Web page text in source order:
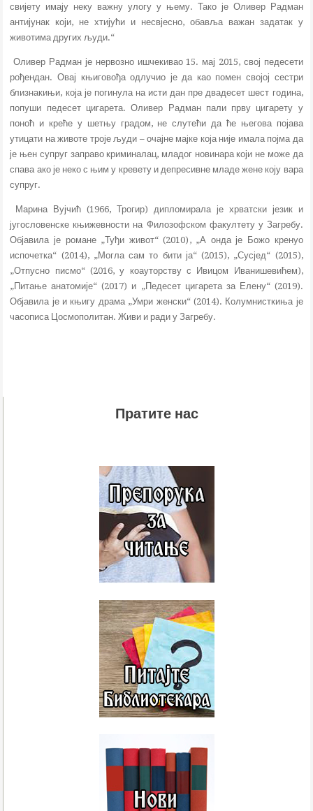
свијету имају неку важну улогу у њему. Тако је Оливер Радман
антијунак који, не хтијући и несвјесно, обавља важан задатак у
животима других људи.“
Оливер Радман је нервозно ишчекивао 15. мај 2015, свој педесети
рођендан. Овај књиговођа одлучио је да као помен својој сестри
близнакињи, која је погинула на исти дан пре двадесет шест година,
попуши педесет цигарета. Оливер Радман пали прву цигарету у
поноћ и креће у шетњу градом, не слутећи да ће његова појава
утицати на животе троје људи – очајне мајке која није имала појма да
је њен супруг заправо криминалац, младог новинара који не може да
спава ако је неко с њим у кревету и депресивне младе жене коју вара
супруг.
Марина Вујчић (1966, Трогир) дипломирала је хрватски језик и
југословенске књижевности на Филозофском факултету у Загребу.
Објавила је романе „Туђи живот“ (2010), „А онда је Божо кренуо
испочетка“ (2014), „Могла сам то бити ја“ (2015), „Сусјед“ (2015),
„Отпусно писмо“ (2016, у коауторству с Ивицом Иванишевићем),
„Питање анатомије“ (2017) и „Педесет цигарета за Елену“ (2019).
Објавила је и књигу драма „Умри женски“ (2014). Колумнисткиња је
часописа Цосмополитан. Живи и ради у Загребу.
Пратите нас